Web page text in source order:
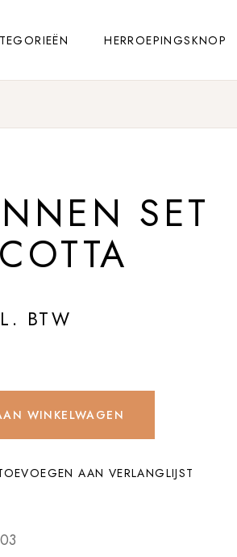
HERROEPINGSKNOP
SET
BTW
WINKELWAGEN
AAN VERLANGLIJST